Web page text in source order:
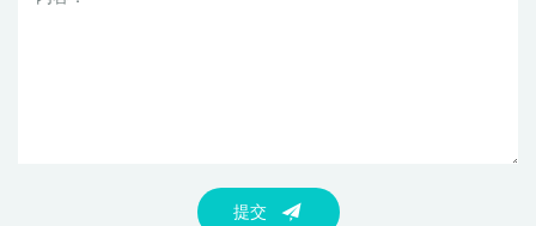
提交